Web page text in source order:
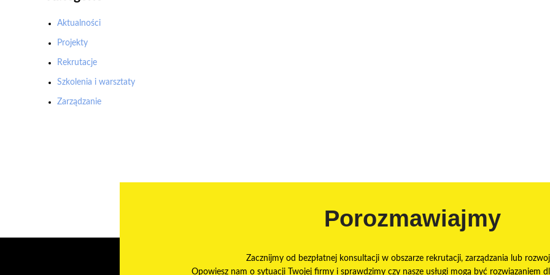
Aktualności
Projekty
Rekrutacje
Szkolenia i warsztaty
Zarządzanie
Porozmawiajmy
Zacznijmy od bezpłatnej konsultacji w obszarze rekrutacji, zarządzania lub
Opowiesz nam o sytuacji Twojej firmy i sprawdzimy czy nasze usługi mogą być rozwiązaniem